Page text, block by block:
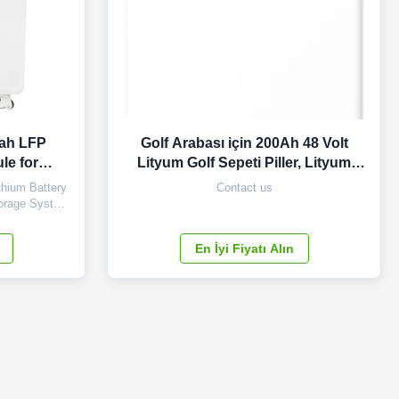
LFP
for
System
Battery
System
Lithium
15KWh
300ah LFP
Golf Arabası için 200Ah 48 Volt
Lityum Golf Sepeti Piller, Lityum
İyon Pil
Contact us
En İyi Fiyatı Alın